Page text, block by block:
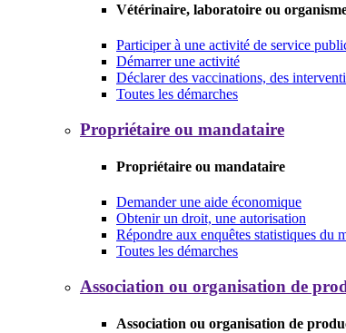
Vétérinaire, laboratoire ou
Participer à une activité de service
Démarrer une activité
Déclarer des vaccinations, des
Toutes les démarches
Propriétaire ou mandataire
Propriétaire ou mandataire
Demander une aide économique
Obtenir un droit, une autorisation
Répondre aux enquêtes statistiques du
Toutes les démarches
Association ou organisation de
Association ou organisation de